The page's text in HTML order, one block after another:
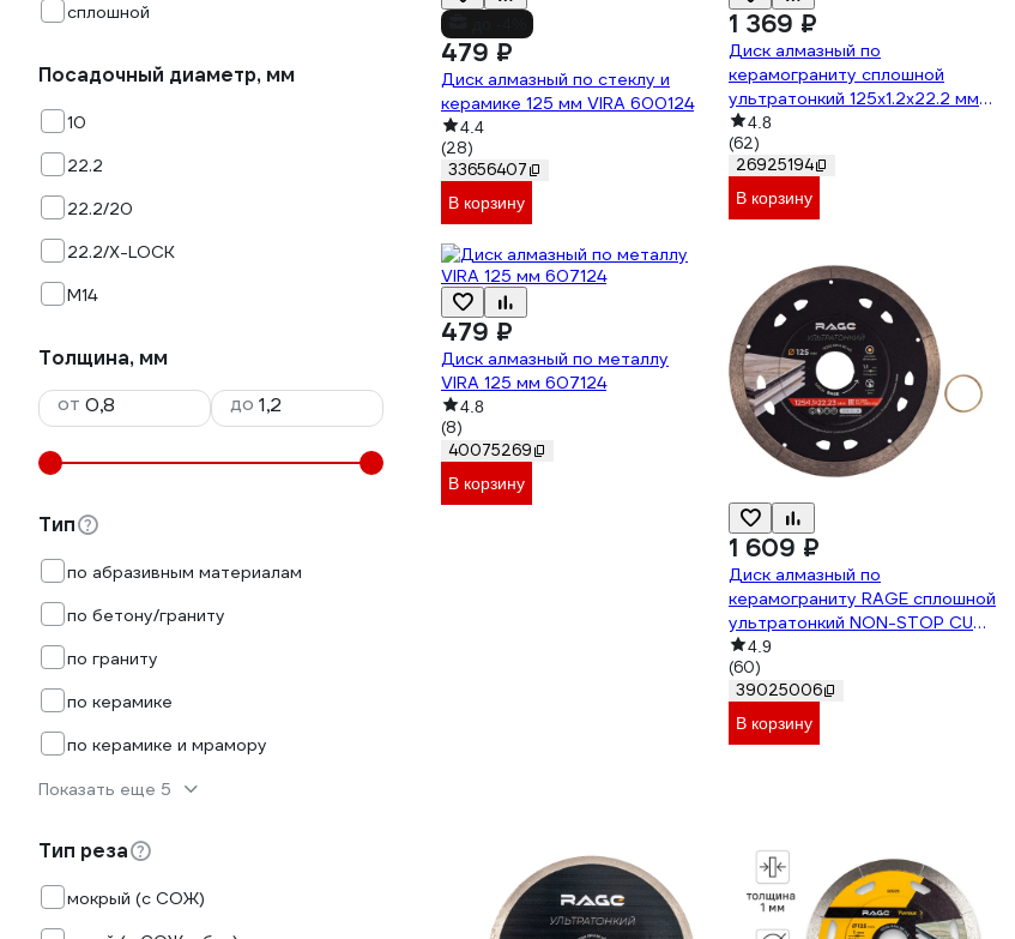
сплошной
Посадочный диаметр, мм
10
22.2
22.2/20
22.2/X-LOCK
М14
Толщина, мм
от
до
Тип
по абразивным материалам
по бетону/граниту
по граниту
по керамике
по керамике и мрамору
Показать еще 5
Тип реза
мокрый (с СОЖ)
479 ₽
Диск алмазный по стеклу и
керамике 125 мм VIRA 600124
4.4
(28)
33656407
В корзину
1 369 ₽
Диск алмазный по
керамограниту сплошной
ультратонкий 125х1.2х22.2 мм
RAGE Furious 605126
4.8
(62)
26925194
В корзину
479 ₽
Диск алмазный по металлу
VIRA 125 мм 607124
4.8
(8)
40075269
В корзину
1 609 ₽
Диск алмазный по
керамограниту RAGE сплошной
ультратонкий NON-STOP CUT
125 мм 605128
4.9
(60)
39025006
В корзину